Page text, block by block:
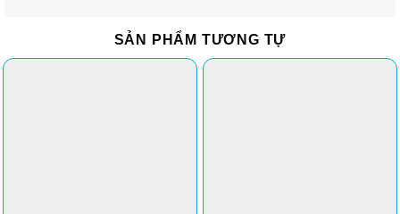
SẢN PHẨM TƯƠNG TỰ